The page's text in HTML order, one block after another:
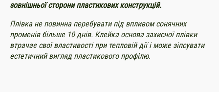
зовнішньої сторони пластикових конструкцій.
Плівка не повинна перебувати під впливом сонячних
променів більше 10 днів. Клейка основа захисної плівки
втрачає свої властивості при тепловій дії і може зіпсувати
естетичний вигляд пластикового профілю.